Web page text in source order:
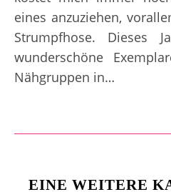
eines anzuziehen,
Strumpfhose. Dieses
wunderschöne
Nähgruppen in…
EINE WEITERE